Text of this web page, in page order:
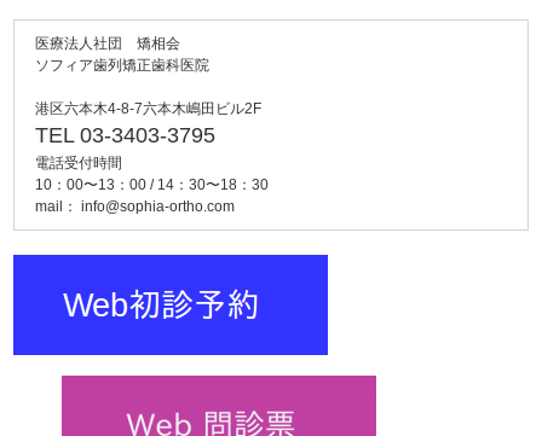
医療法人社団 矯相会
ソフィア歯列矯正歯科医院
港区六本木4-8-7六本木嶋田ビル2F
TEL 03-3403-3795
電話受付時間
10：00〜13：00 / 14：30〜18：30
mail：info@sophia-ortho.com